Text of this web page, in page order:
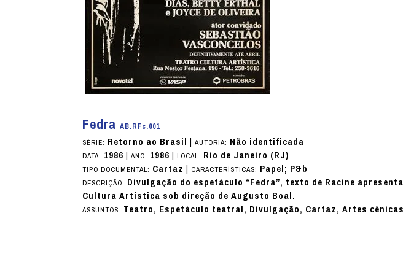
FedraAB.RFc.001
SÉRIE: Retorno ao Brasil |AUTORIA: Não identificada
DATA: 1986|ANO: 1986|LOCAL: Rio de Janeiro (RJ)
TIPO DOCUMENTAL: Cartaz | CARACTERÍSTICAS: Papel; P&b
DESCRIÇÃO: Divulgação do espetáculo “Fedra”, texto de Racine
Cultura Artística sob direção de Augusto Boal.
ASSUNTOS: Teatro, Espetáculo teatral, Divulgação, Cartaz, Artes cênicas